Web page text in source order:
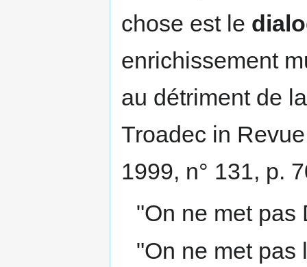
chose est le
enrichissement
au détriment de
Troadec in
1999, n° 131, p.
"On ne met pas
"On ne met pas